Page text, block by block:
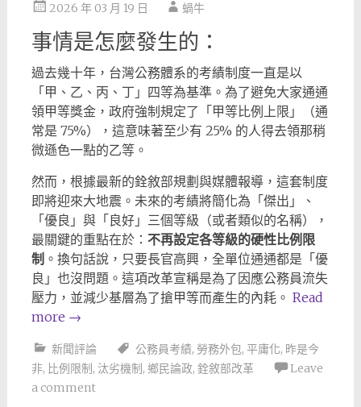
2026 年 03 月 19 日 蝸牛
事情是怎麼發生的：
過去幾十年，台灣公務體系的考績制度一直是以
「甲、乙、丙、丁」四等為基準。為了避免大家通通
領甲等獎金，政府強制規定了「甲等比例上限」（通
常是 75%），這意味著至少有 25% 的人得去領那稍
微遜色一點的乙等。
然而，根據最新的銓敘部規劃與媒體報導，這套制度
即將迎來大地震。未來的考績將簡化為「傑出」、
「優良」與「良好」三個等級（或者類似的名稱），
最關鍵的重點在於： 不再設定各等級的硬性比例限
制 。換句話說，只要長官高興，全單位通通都是「優
良」也沒問題。這項改革宣稱是為了因應公務員流失
壓力，並減少基層為了搶甲等而產生的內耗。 Read
more →
新聞評論 公務員考績, 勞務外包, 平庸化, 昨是今
非, 比例限制 , 汰劣機制 , 鄉民論政, 銓敘部改革
Leave
a comment